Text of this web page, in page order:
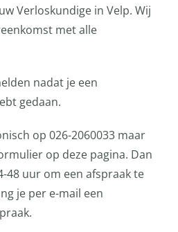
Verloskundige in Velp. Wij
met alle
nadat je een
gedaan.
op 026-2060033 maar
op deze pagina. Dan
48 uur om een afspraak te
je per e-mail een